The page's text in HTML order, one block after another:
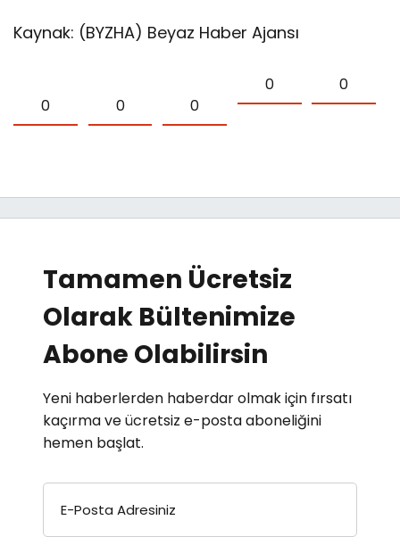
Kaynak: (BYZHA) Beyaz Haber Ajansı
0 0 0
0 0
Tamamen Ücretsiz
Olarak Bültenimize
Abone Olabilirsin
Yeni haberlerden haberdar olmak için fırsatı
kaçırma ve ücretsiz e-posta aboneliğini
hemen başlat.
E-Posta Adresiniz